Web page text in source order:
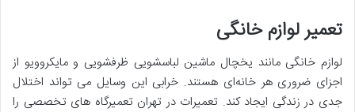
تعمیر لوازم خانگی
لوازم خانگی مانند یخچال ماشین لباسشویی ظرفشویی و مایکروویو از
اجزای ضروری هر خانه‌ای هستند. خرابی این وسایل می ‌تواند اختلال
جدی در زندگی ایجاد کند. تعمیرات در تهران تعمیرگاه ‌های تخصصی را